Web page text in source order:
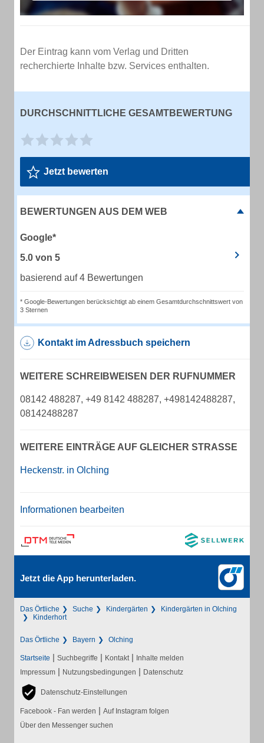
Der Eintrag kann vom Verlag und Dritten
recherchierte Inhalte bzw. Services enthalten.
DURCHSCHNITTLICHE GESAMTBEWERTUNG
Jetzt bewerten
BEWERTUNGEN AUS DEM WEB
Google*
5.0 von 5
basierend auf 4 Bewertungen
* Google-Bewertungen berücksichtigt ab einem Gesamtdurchschnittswert von
3 Sternen
Kontakt im Adressbuch speichern
WEITERE SCHREIBWEISEN DER RUFNUMMER
08142 488287, +49 8142 488287, +498142488287,
08142488287
WEITERE EINTRÄGE AUF GLEICHER STRASSE
Heckenstr. in Olching
Informationen bearbeiten
Jetzt die App herunterladen.
Das Örtliche Suche Kindergärten
Kindergärten in Olching
Kinderhort
Das Örtliche Bayern Olching
Startseite | Suchbegriffe | Kontakt | Inhalte melden
Impressum | Nutzungsbedingungen | Datenschutz
Datenschutz-Einstellungen
Facebook - Fan werden | Auf Instagram folgen
Über den Messenger suchen